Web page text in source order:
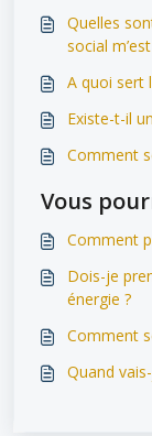
Quelles
social
A quoi sert
Existe-t-il
Comment
Vous
Comment
Dois-je
énergie ?
Comment
Quand